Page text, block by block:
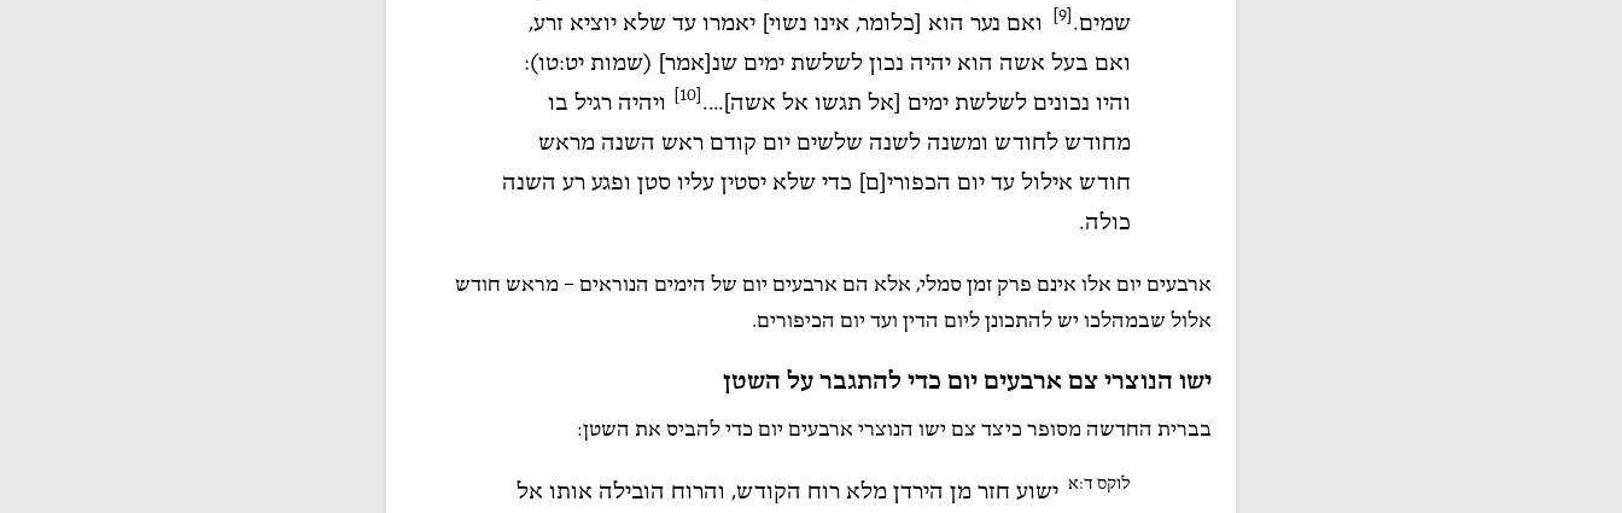
שמים.
ואם נער הוא [כלומר, אינו נשוי] יאמרו עד שלא יוציא זרע,
ואם בעל אשה הוא יהיה נכון לשלשת ימים שנ[אמר] (שמות יט:טו):
והיו נכונים לשלשת ימים [אל תגשו אל אשה]....
ויהיה רגיל בו
מחודש לחודש ומשנה לשנה שלשים יום קודם ראש השנה מראש
חודש אילול עד יום הכפורי[ם] כדי שלא יסטין עליו סטן ופגע רע השנה
כולה.
ארבעים יום אלו אינם פרק זמן סמלי, אלא הם ארבעים יום של הימים הנוראים – מראש חודש
אלול שבמהלכו יש להתכונן ליום הדין ועד יום הכיפורים.
ישו הנוצרי צם ארבעים יום כדי להתגבר על השטן
בברית החדשה מסופר כיצד צם ישו הנוצרי ארבעים יום כדי להביס את השטן:
לוקס ד:א ישוע חזר מן הירדן מלא רוח הקודש, והרוח הובילה אותו אל